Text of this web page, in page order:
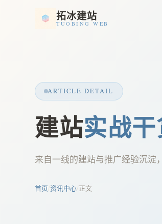
拓冰建站
TUOBING WEB
ARTICLE DETAIL
建站实战
来自一线的建站与推广经验沉淀
首页/资讯中心/正文